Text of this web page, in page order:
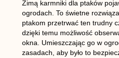
Zimą karmniki dla ptaków
ogrodach. To świetne
ptakom przetrwać ten trudny
dzięki temu możliwość
okna. Umieszczając go w
zasadach, aby było to